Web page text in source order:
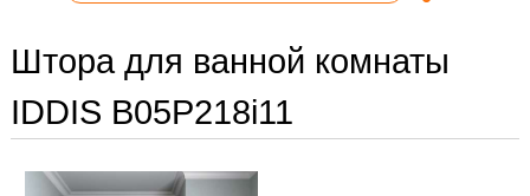
Штора для ванной комнаты
IDDIS B05P218i11